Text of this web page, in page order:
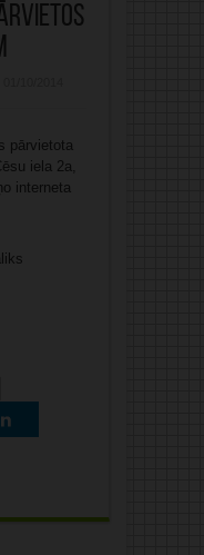
pārvietota
iela 2a,
interneta